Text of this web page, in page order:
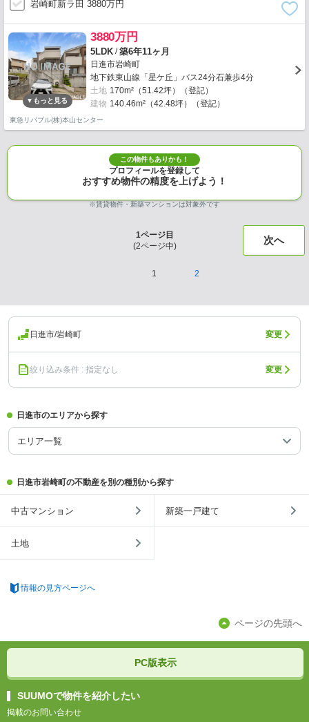
岩崎町新ラ田 3880万円
3880万円
5LDK /築6年11ヶ月
日進市岩崎町
地下鉄東山線「星ケ丘」バス24分石兼歩4分
土地 170m²（51.42坪）（登記）
建物 140.46m²（42.48坪）（登記）
東急リバブル(株)本山センター
この物件もありかも！
プロフィールを登録して
おすすめ物件の精度を上げよう！
※賃貸物件・新築マンションは対象外です
1ページ目
(2ページ中) 次へ
1 2
日進市/岩崎町 変更
絞り込み条件 : 指定なし 変更
日進市のエリアから探す
エリア一覧
日進市岩崎町の不動産を別の種別から探す
中古マンション 新築一戸建て
土地
情報の見方ページへ
ページの先頭へ
PC版表示
SUUMOで物件を紹介したい
掲載のお問い合わせ